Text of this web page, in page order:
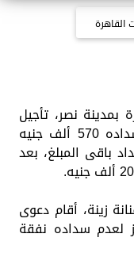
القاهرة
بمدينة نصر، تأجيل
دعوى حبس الفنان أحمد عز لعدم سداده 570 ألف جنيه
28 يوليو لسداد باقى المبلغ، بعد
زينة، أقام دعوى
لعدم سداده نفقة